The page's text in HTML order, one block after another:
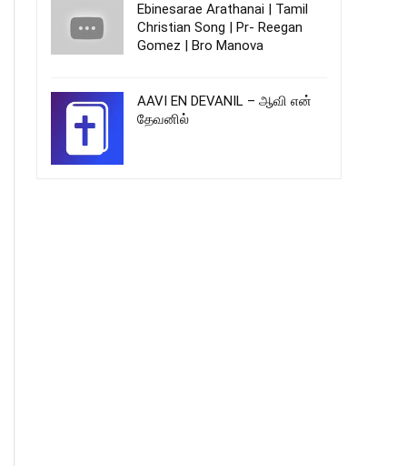
Ebinesarae Arathanai | Tamil
Christian Song | Pr- Reegan
Gomez | Bro Manova
AAVI EN DEVANIL – ஆவி என்
தேவனில்